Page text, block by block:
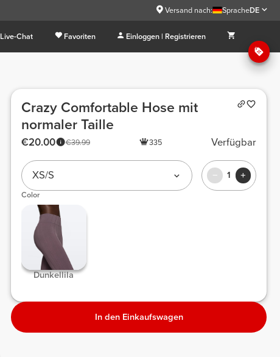
Versand nach: SpracheDE
Live-Chat Favoriten Einloggen | Registrieren
Crazy Comfortable Hose mit
normaler Taille
€39.99
€20.00 335 Verfügbar
XS/S 1
Color
Dunkellila
In den Einkaufswagen